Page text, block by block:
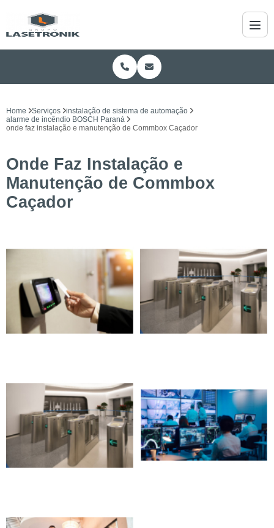
Home Serviços
instalação de sistema de automação
alarme de incêndio BOSCH Paraná
onde faz instalação e manutenção de Commbox Caçador
Onde Faz Instalação e
Manutenção de Commbox
Caçador